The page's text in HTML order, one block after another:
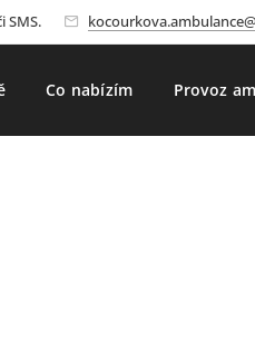
SMS.
Co nabízím Provoz